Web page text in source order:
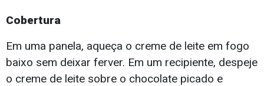
Cobertura
Em uma panela, aqueça o creme de leite em fogo
baixo sem deixar ferver. Em um recipiente, despeje
o creme de leite sobre o chocolate picado e